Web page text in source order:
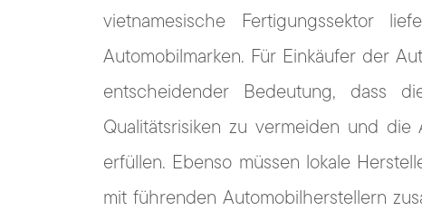
vietnamesische Fertigungssektor
Automobilmarken. Für Einkäufer der
entscheidender Bedeutung, dass
Qualitätsrisiken zu vermeiden und
erfüllen. Ebenso müssen lokale
mit führenden Automobilherstellern